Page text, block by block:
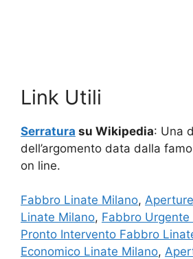
Link Utili
Serratura su Wikipedia: Una
dell’argomento data dalla
on line.
Fabbro Linate Milano,
Linate Milano, Fabbro
Pronto Intervento Fabbro
Economico Linate Milano,